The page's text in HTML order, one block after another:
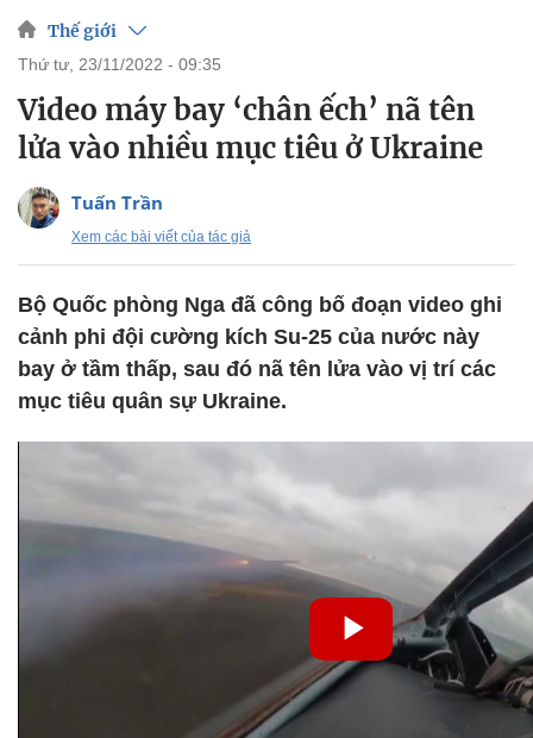
Thế giới
thứ tư, 23/11/2022 - 09:35
Video máy bay ‘chân ếch’ nã tên
lửa vào nhiều mục tiêu ở Ukraine
Tuấn Trần
Xem các bài viết của tác giả
Bộ Quốc phòng Nga đã công bố đoạn video ghi
cảnh phi đội cường kích Su-25 của nước này
bay ở tầm thấp, sau đó nã tên lửa vào vị trí các
mục tiêu quân sự Ukraine.